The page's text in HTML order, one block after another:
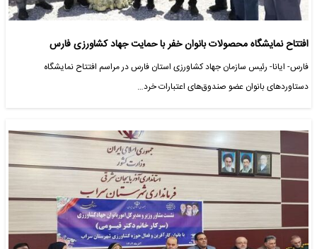
افتتاح نمایشگاه محصولات بانوان خفر با حمایت جهاد کشاورزی فارس
فارس- ایانا- رئیس سازمان جهاد کشاورزی استان فارس در مراسم افتتاح نمایشگاه
دستاوردهای بانوان عضو صندوق‌های اعتبارات خرد…